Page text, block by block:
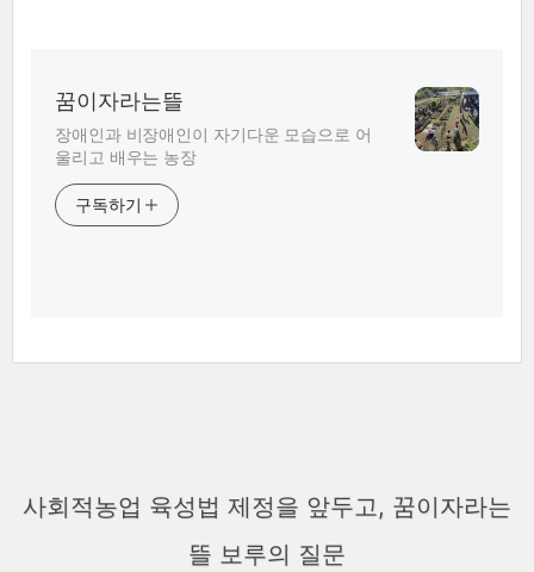
꿈이자라는뜰
장애인과 비장애인이 자기다운 모습으로 어
울리고 배우는 농장
구독하기
사회적농업 육성법 제정을 앞두고, 꿈이자라는
뜰 보루의 질문